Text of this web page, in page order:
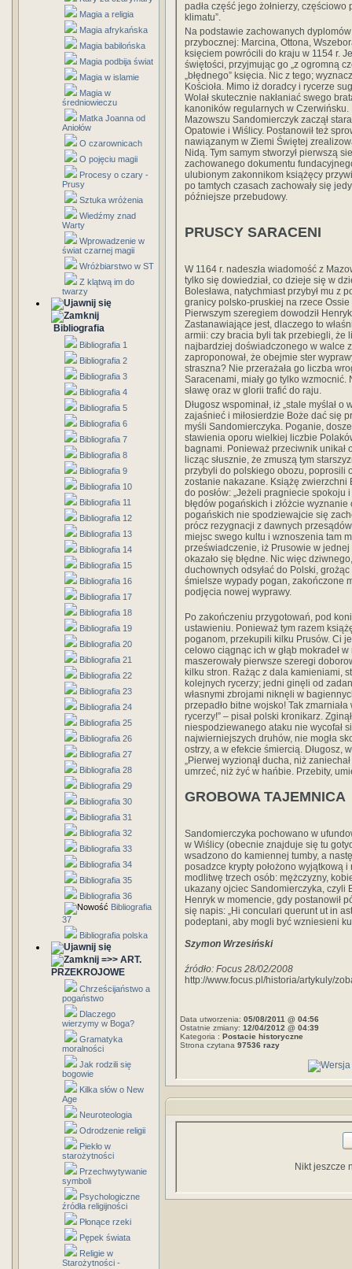
Magia a religia
Magia afrykańska
Magia babilońska
Magia podbija świat
Magia w islamie
Magia w
średniowieczu
Matka Joanna od
Aniołów
O czarownicach
O pojęciu magii
Procesy o czary -
Prusy
Sztuka wróżenia
Wiedźmy znad
Warty
Wprowadzenie w
świat czarnej magii
Wróżbiarstwo w ST
Z klątwą im do
twarzy
Bibliografia
Bibliografia 1
Bibliografia 2
Bibliografia 3
Bibliografia 4
Bibliografia 5
Bibliografia 6
Bibliografia 7
Bibliografia 8
Bibliografia 9
Bibliografia 10
Bibliografia 11
Bibliografia 12
Bibliografia 13
Bibliografia 14
Bibliografia 15
Bibliografia 16
Bibliografia 17
Bibliografia 18
Bibliografia 19
Bibliografia 20
Bibliografia 21
Bibliografia 22
Bibliografia 23
Bibliografia 24
Bibliografia 25
Bibliografia 26
Bibliografia 27
Bibliografia 28
Bibliografia 29
Bibliografia 30
Bibliografia 31
Bibliografia 32
Bibliografia 33
Bibliografia 34
Bibliografia 35
Bibliografia 36
Bibliografia
37
Bibliografia polska
=>> ART.
PRZEKROJOWE
Chrześcijaństwo a
pogaństwo
Dlaczego
wierzymy w Boga?
Gramatyka
moralności
Jak rodzili się
bogowie
Kilka słów o New
Age
Neuroteologia
Odrodzenie religii
Piekło w
starożytności
Przechwytywanie
symboli
Psychologiczne
źródła religijności
Płonące rzeki
Pępek świata
Religie w
Starożytności -
padła część jego żołnierzy,
klimatu”.
Na podstawie zachowanych
przybocznej: Marcina, Ottona,
księciem powrócili do kraju w 1154 r.
świętości, przyjmując go „z ogromną
„błędnego” księcia. Nic z tego;
Kościoła. Mimo iż doradcy i rycerze
Wolał skutecznie nakłaniać swego
kanoników regularnych w
Mazowszu Sandomierczyk zaczął
Opatowie i Wiślicy. Postanowił też
nawiązanym w Ziemi Świętej
Nidą. Tym samym stworzył pierwszą
zachowanego dokumentu
ulubionym zakonnikom książęcy
po tamtych czasach zachowały się
późniejsze przebudowy.
PRUSCY SARACENI
W 1164 r. nadeszła wiadomość z
tylko się dowiedział, co dzieje się w
Bolesława, natychmiast przybył mu z
granicy polsko-pruskiej na rzece
Pierwszym szeregiem dowodził
Zastanawiające jest, dlaczego to
armii: czy bracia byli tak przebiegli, że
najbardziej doświadczonego w walce
zaproponował, że obejmie ster
straszna? Nie przerażała go liczba
Saracenami, miały go tylko
sławę oraz w glorii trafić do raju.
Długosz wspominał, iż „stale myślał
zajaśnieć i miłosierdzie Boże dać się
myśli Sandomierczyka. Poganie,
stawienia oporu wielkiej liczbie
bagnami. Ponieważ przeciwnik
licząc słusznie, że zmuszą tym
przybyli do polskiego obozu, poprosili
zostanie nakazane. Książę zwierzchni
do posłów: „Jeżeli pragniecie
błędów pogańskich i złóżcie
pogańskich nie spodziewajcie się
prócz rezygnacji z dawnych
miejsc swego kultu i wznoszenia tam
przeświadczenie, iż Prusowie w
okazało się błędne. Nic więc
duchownych odsyłać do Polski,
śmielsze wypady pogan, zakończone
podjęcia nowej wyprawy.
Po zakończeniu przygotowań, pod
ustawieniu. Ponieważ tym razem
poganom, przekupili kilku Prusów. Ci
celowo ciągnąc ich w głąb mokradeł
maszerowały pierwsze szeregi
kilku stron. Rażąc z dala kamieniami,
kolejnych rycerzy; jedni ginęli od
własnymi zbrojami niknęli w
przepadło bitne wojsko! Tak
rycerzy!” – pisał polski kronikarz.
niespodziewanego ataku nie wycofał
najwierniejszych druhów, nie mogła
ostrzy, a w efekcie śmiercią. Długosz,
„Pierwej wyzionął ducha, niż
umrzeć, niż żyć w hańbie. Przebity,
GROBOWA TAJEMNICA
Sandomierczyka pochowano w
w Wiślicy (obecnie znajduje się tu
wsadzono do kamiennej tumby, a
posadzce krypty położono wyjątkową
modlitwę trzech osób: mężczyzny,
ukazany ojciec Sandomierczyka, czyli
Henryk w momencie, gdy postanowił
się napis: „Hi conculari querunt ut in
podeptani, aby mogli być wzniesieni
Szymon Wrzesiński
źródło: Focus 28/02/2008
http://www.focus.pl/historia/artykuly/
Data utworzenia: 05/08/2011 @ 04:56
Ostatnie zmiany: 12/04/2012 @ 04:39
Kategoria : Postacie historyczne
Strona czytana 97536 razy
Nikt jeszcze